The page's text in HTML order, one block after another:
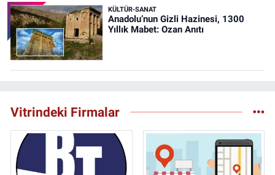
KÜLTÜR-SANAT
Anadolu’nun Gizli Hazinesi, 1300
Yıllık Mabet: Ozan Anıtı
Vitrindeki Firmalar